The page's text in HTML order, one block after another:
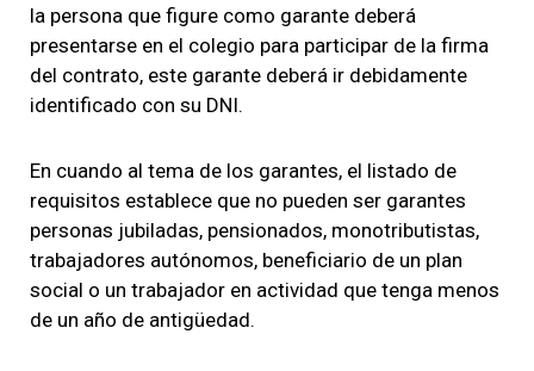
la persona que figure como garante deberá
presentarse en el colegio para participar de la firma
del contrato, este garante deberá ir debidamente
identificado con su DNI.
En cuando al tema de los garantes, el listado de
requisitos establece que no pueden ser garantes
personas jubiladas, pensionados, monotributistas,
trabajadores autónomos, beneficiario de un plan
social o un trabajador en actividad que tenga menos
de un año de antigüedad.